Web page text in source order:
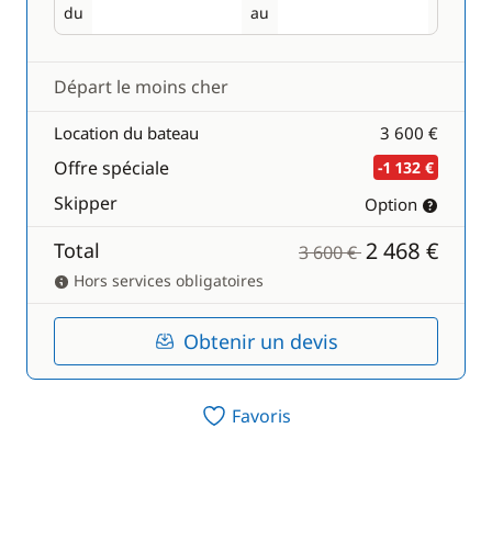
du
Départ au
Retour
Départ le moins cher
Location du bateau 3 600 €
Offre spéciale -1 132 €
Skipper Option
Total 3 600 €2 468 €
Hors services obligatoires
Obtenir un devis
Favoris